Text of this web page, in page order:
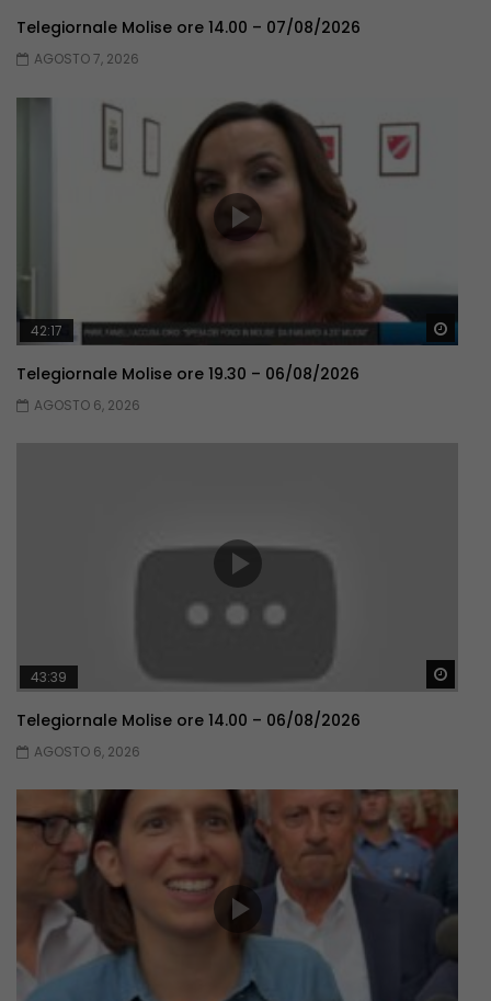
Telegiornale Molise ore 14.00 – 07/08/2026
AGOSTO 7, 2026
42:17
Telegiornale Molise ore 19.30 – 06/08/2026
AGOSTO 6, 2026
43:39
Telegiornale Molise ore 14.00 – 06/08/2026
AGOSTO 6, 2026